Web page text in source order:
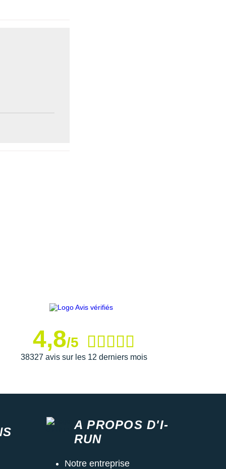
4,8/5
38327 avis sur les 12 derniers mois
A PROPOS D'I-
RUN
Notre entreprise